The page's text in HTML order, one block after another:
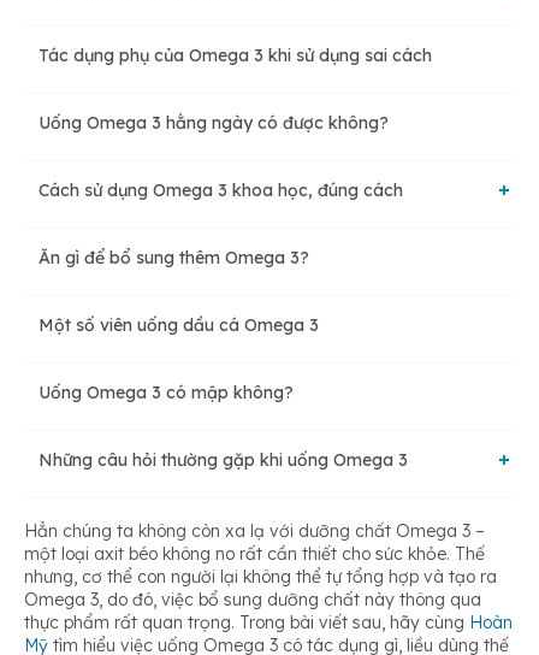
Omega 3 ngăn ngừa nguy cơ mắc bệnh tim mạch
Omega 3 giúp cơ thể chống lại bệnh tự miễn
Omega 3 giúp ngăn ngừa ung thư
Omega 3 giúp làm đẹp da
Một số công dụng khác của dầu cá Omega 3
Tác dụng phụ của Omega 3 khi sử dụng sai cách
Uống Omega 3 hằng ngày có được không?
Cách sử dụng Omega 3 khoa học, đúng cách
Uống mấy viên omega 3 mỗi ngày?
Ăn gì để bổ sung thêm Omega 3?
Một số viên uống dầu cá Omega 3
Uống Omega 3 có mập không?
Những câu hỏi thường gặp khi uống Omega 3
Đối tượng nào không nên sử dụng Omega 3?
Độ tuổi nào nên uống Omega 3?
Hẳn chúng ta không còn xa lạ với dưỡng chất Omega 3 –
một loại axit béo không no rất cần thiết cho sức khỏe. Thế
nhưng, cơ thể con người lại không thể tự tổng hợp và tạo ra
Omega 3, do đó, việc bổ sung dưỡng chất này thông qua
thực phẩm rất quan trọng. Trong bài viết sau, hãy cùng Hoàn
Mỹ tìm hiểu việc uống Omega 3 có tác dụng gì, liều dùng thế